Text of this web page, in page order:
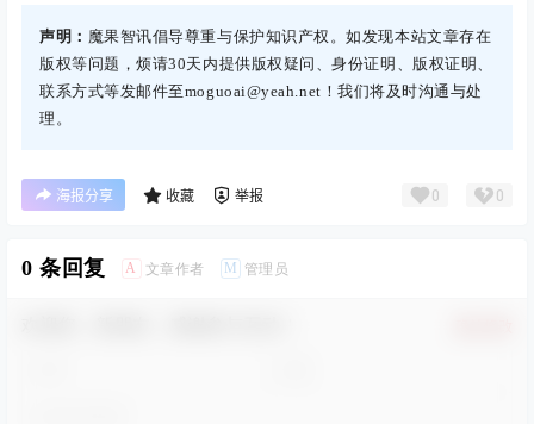
声明： 魔果智讯倡导尊重与保护知识产权。如发现本站文章存在
版权等问题，烦请30天内提供版权疑问、身份证明、版权证明、
联系方式等发邮件至moguoai@yeah.net！我们将及时沟通与处
理。
海报分享 收藏 举报 0 0
0 条回复 A 文章作者 M 管理员